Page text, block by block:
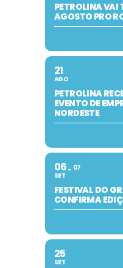
PETROLINA VAI
AGOSTO PRO
21
AGO
PETROLINA
EVENTO DE
NORDESTE
06
SET
07
FESTIVAL DO
CONFIRMA
25
SET